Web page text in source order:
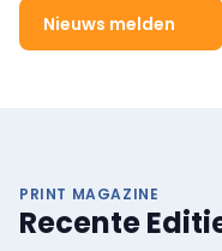
Nieuws melden
PRINT MAGAZINE
Recente